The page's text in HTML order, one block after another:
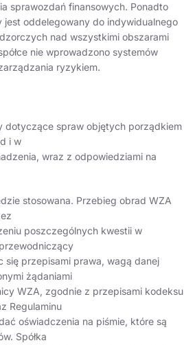
sprawozdań finansowych. Ponadto
jest oddelegowany do indywidualnego
nad wszystkimi obszarami
nie wprowadzono systemów
ryzykiem.
dotyczące spraw objętych porządkiem
i w
wraz z odpowiedziami na
stosowana. Przebieg obrad WZA
poszczególnych kwestii w
się przepisami prawa, wagą danej
żądaniami
WZA, zgodnie z przepisami kodeksu
Regulaminu
oświadczenia na piśmie, które są
Spółka